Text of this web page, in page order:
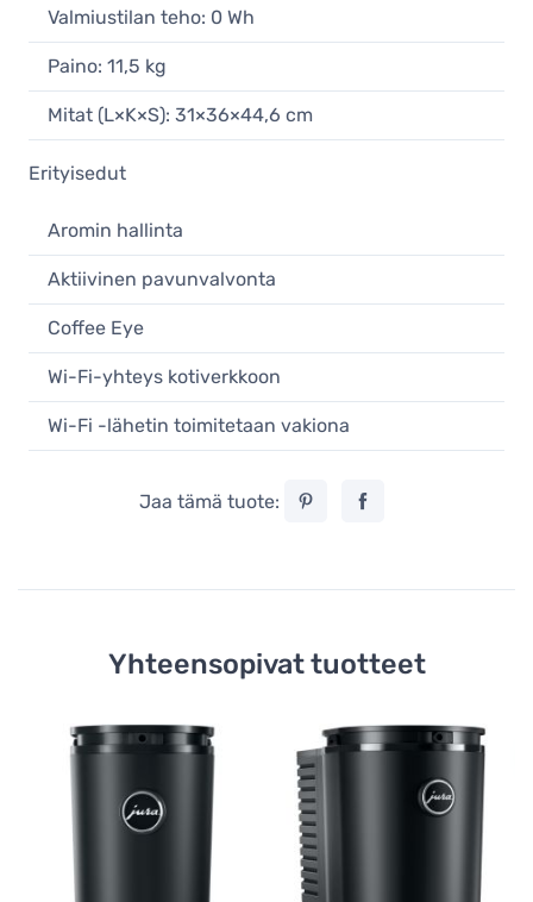
Valmiustilan teho: 0 Wh
Paino: 11,5 kg
Mitat (L×K×S): 31×36×44,6 cm
Erityisedut
Aromin hallinta
Aktiivinen pavunvalvonta
Coffee Eye
Wi-Fi-yhteys kotiverkkoon
Wi-Fi -lähetin toimitetaan vakiona
Jaa tämä tuote:
Yhteensopivat tuotteet